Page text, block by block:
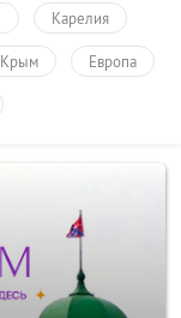
Карелия
Крым Европа